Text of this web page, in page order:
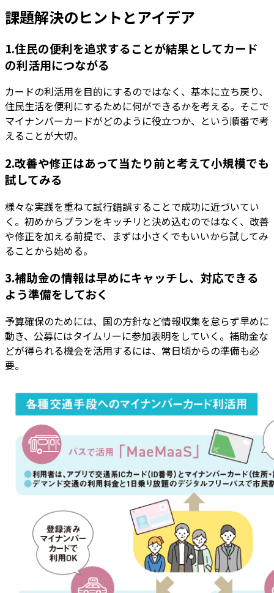
課題解決のヒントとアイデア
1.住民の便利を追求することが結果としてカード
の利活用につながる
カードの利活用を目的にするのではなく、基本に立ち戻り、
住民生活を便利にするために何ができるかを考える。そこで
マイナンバーカードがどのように役立つか、という順番で考
えることが大切。
2.改善や修正はあって当たり前と考えて小規模でも
試してみる
様々な実践を重ねて試行錯誤することで成功に近づいてい
く。初めからプランをキッチリと決め込むのではなく、改善
や修正を加える前提で、まずは小さくでもいいから試してみ
ることから始める。
3.補助金の情報は早めにキャッチし、対応できる
よう準備をしておく
予算確保のためには、国の方針など情報収集を怠らず早めに
動き、公募にはタイムリーに参加表明をしていく。補助金な
どが得られる機会を活用するには、常日頃からの準備も必
要。